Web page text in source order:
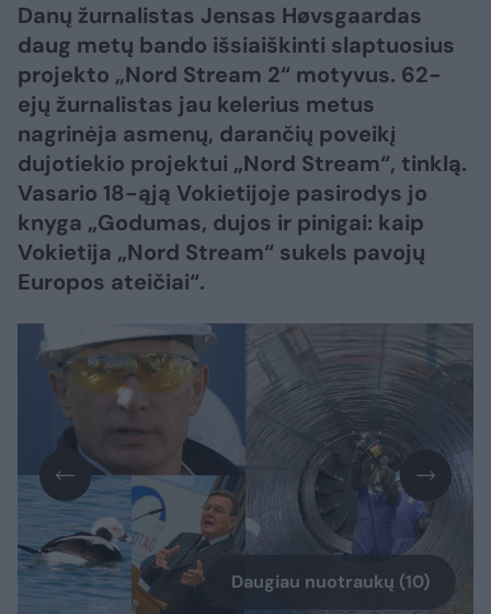
Danų žurnalistas Jensas Høvsgaardas
daug metų bando išsiaiškinti slaptuosius
projekto „Nord Stream 2“ motyvus. 62-
ejų žurnalistas jau kelerius metus
nagrinėja asmenų, darančių poveikį
dujotiekio projektui „Nord Stream“, tinklą.
Vasario 18-ąją Vokietijoje pasirodys jo
knyga „Godumas, dujos ir pinigai: kaip
Vokietija „Nord Stream“ sukels pavojų
Europos ateičiai“.
Daugiau nuotraukų (10)